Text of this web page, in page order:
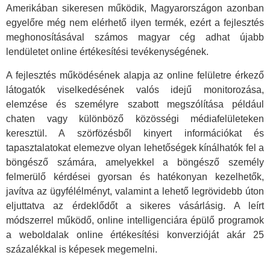
Amerikában sikeresen működik, Magyarországon azonban
egyelőre még nem elérhető ilyen termék, ezért a fejlesztés
meghonosításával számos magyar cég adhat újabb
lendületet online értékesítési tevékenységének.
A fejlesztés működésének alapja az online felületre érkező
látogatók viselkedésének valós idejű monitorozása,
elemzése és személyre szabott megszólítása például
chaten vagy különböző közösségi médiafelületeken
keresztül. A szörfözésből kinyert információkat és
tapasztalatokat elemezve olyan lehetőségek kínálhatók fel a
böngésző számára, amelyekkel a böngésző személy
felmerülő kérdései gyorsan és hatékonyan kezelhetők,
javítva az ügyfélélményt, valamint a lehető legrövidebb úton
eljuttatva az érdeklődőt a sikeres vásárlásig. A leírt
módszerrel működő, online intelligenciára épülő programok
a weboldalak online értékesítési konverzióját akár 25
százalékkal is képesek megemelni.